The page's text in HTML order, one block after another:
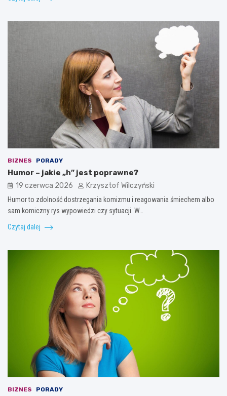
BIZNES PORADY
Humor – jakie „h” jest poprawne?
19 czerwca 2026 Krzysztof Wilczyński
Humor to zdolność dostrzegania komizmu i reagowania śmiechem albo
sam komiczny rys wypowiedzi czy sytuacji. W…
Czytaj dalej
BIZNES PORADY